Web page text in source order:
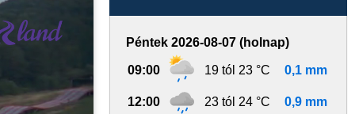
Péntek 2026-08-07 (holnap)
09:00 19 tól 23 °C 0,1 mm
12:00 23 tól 24 °C 0,9 mm